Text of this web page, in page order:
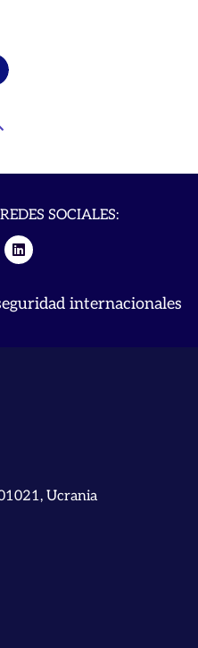
SOCIALES:
internacionales
Ucrania